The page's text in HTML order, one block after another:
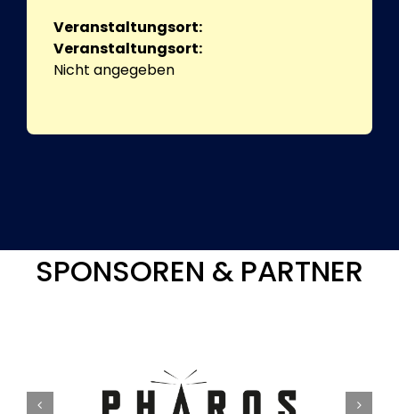
Veranstaltungsort:
Veranstaltungsort:
Nicht angegeben
SPONSOREN & PARTNER